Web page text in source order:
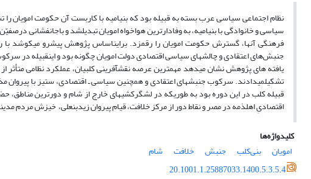
نظام اجتماعی سیاسی عرب بسته­ به قبیله­ بود که بنی­امیه با کاربست آن حکومت امویان
سیاسی و خانوادگی با بنی­امیه، به وفادارترین هواخواه امویان تبدیل­شد و باجانفشانی
فرهنگی آنها،­ گسترش حکومت امویان را رقم­زد. براین­اساس پژوهش پیش­رو می­کوشد
جنبش‌های اعتقادی و چالش­های سیاسی­ اقتصادی دولت امویان چگونه بود و این­قبیله
یافته ­های پژوهش نشان ­می­دهد مهمترین عرصه نقش­آفرینی کلبیان، عملکرد نظامی متأثر از
تشکیل­می­دادند. سرکوب جنبش­های اعتقادی و همچنین سیاسی ـ اقتصادی، ستیز با
قبیله کلب در این دوره بود به طوری­که در لشگرکشی­های خارج از شام و دورترین مناطق،
اقتصادیِ اهل­ذمه در مصر و نقاط دور از مرکز خلافت، قیام پیروان زیدبن­علی، خیزش مردم
کلیدواژه‌ها
امویان
بنی‌‌کلب جنبش خلافت
شام
20.1001.1.25887033.1400.5.3.5.4